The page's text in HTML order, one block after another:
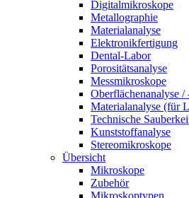
Digitalmikroskope
Metallographie
Materialanalyse
Elektronikfertigung
Dental-Labor
Porositätsanalyse
Messmikroskope
Oberflächenanalyse /
Materialanalyse (für
Technische
Kunststoffanalyse
Stereomikroskope
Übersicht
Mikroskope
Zubehör
Mikroskoptypen